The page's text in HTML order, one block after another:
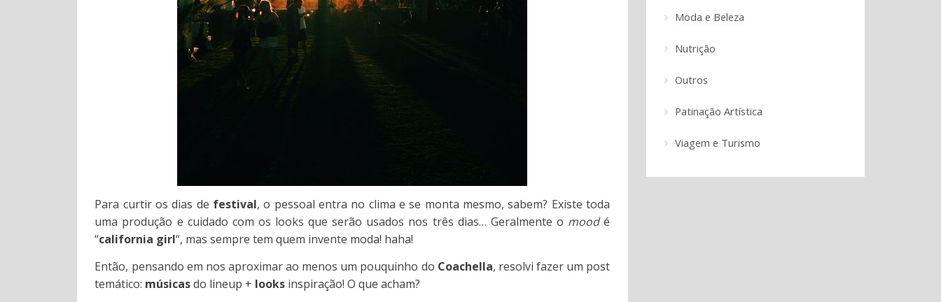
Para curtir os dias de festival, o pessoal entra no clima e se monta mesmo, sabem? Existe toda
uma produção e cuidado com os looks que serão usados nos três dias… Geralmente o moodé
“california girl“, mas sempre tem quem invente moda! haha!
Então, pensando em nos aproximar ao menos um pouquinho do Coachella, resolvi fazer um post
temático: músicasdo lineup + looks inspiração! O que acham?
Moda e Beleza
Nutrição
Outros
Patinação Artística
Viagem e Turismo